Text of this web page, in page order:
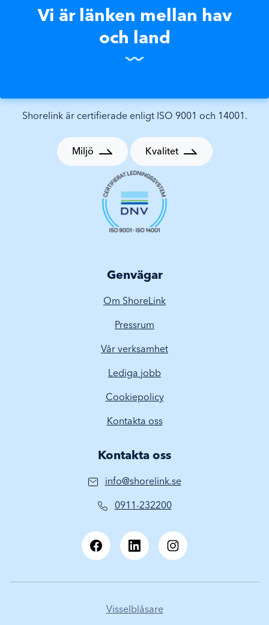
Vi är länken mellan hav
och land
Shorelink är certifierade enligt ISO 9001 och 14001.
Miljö Kvalitet
Genvägar
Om ShoreLink
Pressrum
Vår verksamhet
Lediga jobb
Cookiepolicy
Kontakta oss
Kontakta oss
info@shorelink.se
0911-232200
Visselblåsare